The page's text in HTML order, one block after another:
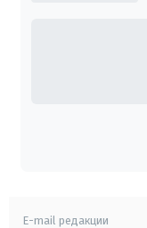
E-mail редакции